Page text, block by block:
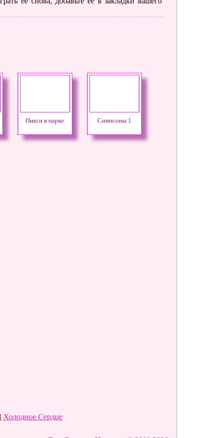
Пикси в парке Симпсоны 1
Холодное Сердце